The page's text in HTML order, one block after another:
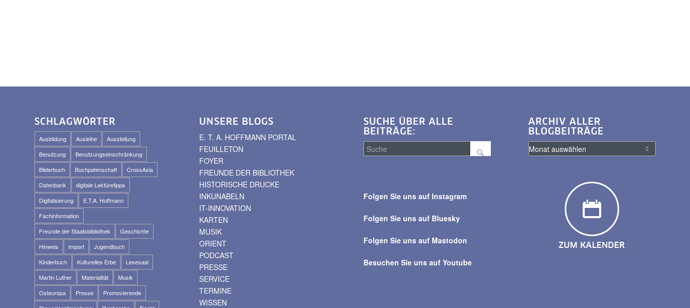
SCHLAGWÖRTER
Ausbildung Ausleihe
Ausstellung
Benutzung
Benutzungseinschränkung
Bilderbuch
Buchpatenschaft
CrossAsia
Datenbank
digitale Lektüretipps
Digitalisierung
E.T.A. Hoffmann
Fachinformation
Freunde der Staatsbibliothek
Geschichte
Hinweis
Import
Jugendbuch
Kinderbuch
Kulturelles Erbe
Lesesaal
Martin Luther
Materialität
Musik
Osteuropa
Presse
Promovierende
UNSERE BLOGS
E. T. A. HOFFMANN PORTAL
FEUILLETON
FOYER
FREUNDE DER BIBLIOTHEK
HISTORISCHE DRUCKE
INKUNABELN
IT-INNOVATION
KARTEN
MUSIK
ORIENT
PODCAST
PRESSE
SERVICE
TERMINE
WISSEN
SUCHE ÜBER ALLE
BEITRÄGE:
alle
Folgen Sie uns auf Instagram
Folgen Sie uns auf Bluesky
Folgen Sie uns auf Mastodon
Besuchen Sie uns auf Youtube
ARCHIV ALLER
BLOGBEITRÄGE
ZUM KALENDER